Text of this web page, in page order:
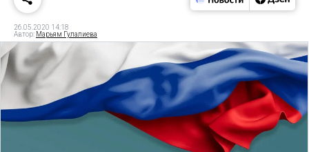
26.05.2020 14:18
Автор: Марьям Гулалиева